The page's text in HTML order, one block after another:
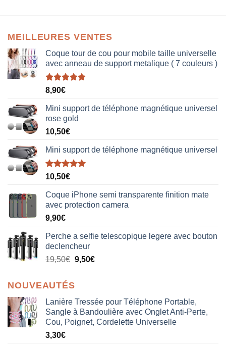
MEILLEURES VENTES
Coque tour de cou pour mobile taille universelle
avec anneau de support metalique ( 7 couleurs )
Note5.00
8,90€
Mini support de téléphone magnétique universel
rose gold
10,50€
Mini support de téléphone magnétique universel
Note5.00
10,50€
Coque iPhone semi transparente finition mate
avec protection camera
9,90€
Perche a selfie telescopique legere avec bouton
declencheur
19,50€ 9,50€
NOUVEAUTÉS
Lanière Tressée pour Téléphone Portable,
Sangle à Bandoulière avec Onglet Anti-Perte,
Cou, Poignet, Cordelette Universelle
3,30€